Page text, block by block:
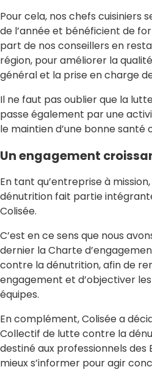
Pour cela, nos chefs cuisiniers
de l’année et bénéficient de
part de nos conseillers en
région, pour améliorer la
général et la prise en charge
Il ne faut pas oublier que la
passe également par une
le maintien d’une bonne santé
Un engagement
En tant qu’entreprise à
dénutrition fait partie
Colisée.
C’est en ce sens que nous
dernier la Charte
contre la dénutrition, afin de
engagement et d’objectiver
équipes.
En complément, Colisée a
Collectif de lutte contre la
destiné aux professionnels des
mieux s’informer pour agir